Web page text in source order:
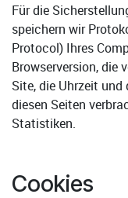
Für die
speichern wir
Protocol) Ihres
Browserversion, die
Site, die Uhrzeit
diesen Seiten
Statistiken.
Cookies